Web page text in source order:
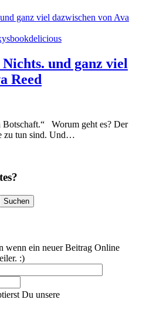
und ganz viel
Reed
Worum geht es? Der
zu tun sind. Und…
wenn ein neuer Beitrag Online
:)
Du unsere